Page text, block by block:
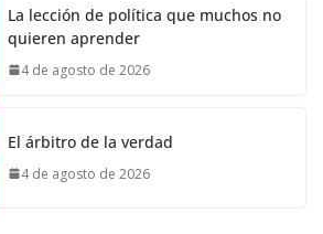
La lección de política que muchos no
quieren aprender
4 de agosto de 2026
El árbitro de la verdad
4 de agosto de 2026